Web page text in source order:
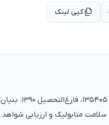
کپی لینک
دکتر علی‌اصغر هنرمند،
سلامت متابولیک و ارزیابی